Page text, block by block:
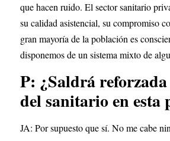
que hacen ruido. El sector sanitario
su calidad asistencial, su compromiso
gran mayoría de la población es
disponemos de un sistema mixto de
P: ¿Saldrá
del sanitario en esta
JA: Por supuesto que sí. No me cabe